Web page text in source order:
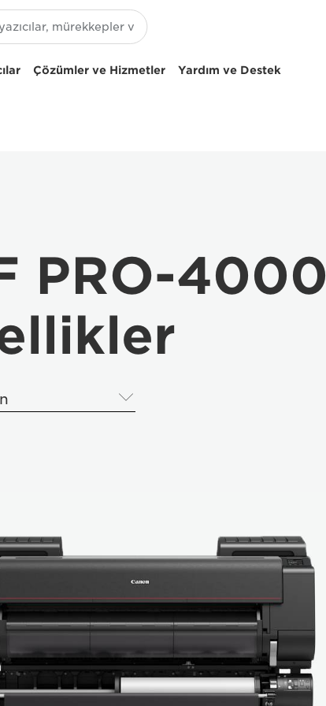
Çözümler ve Hizmetler Yardım ve Destek
PRO-4000